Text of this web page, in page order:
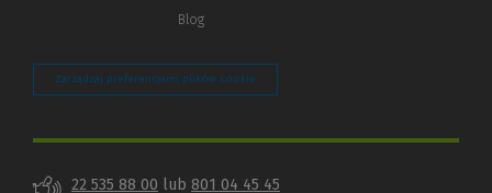
Blog
Zarządzaj preferencjami plików cookie
22 535 88 00 lub 801 04 45 45